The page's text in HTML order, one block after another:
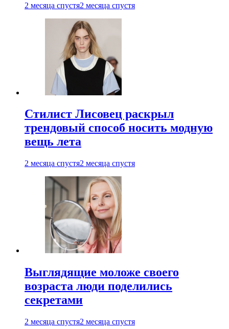
2 месяца спустя2 месяца спустя
Стилист Лисовец раскрыл
трендовый способ носить модную
вещь лета
2 месяца спустя2 месяца спустя
Выглядящие моложе своего
возраста люди поделились
секретами
2 месяца спустя2 месяца спустя